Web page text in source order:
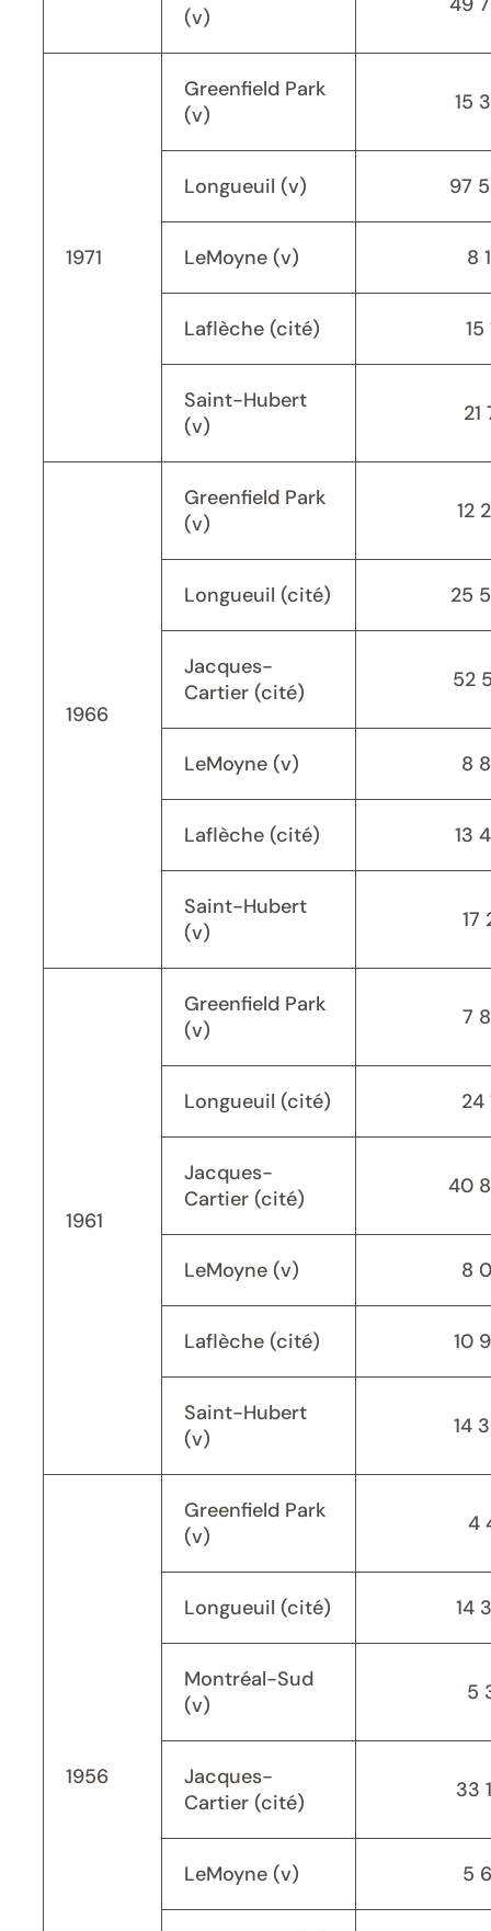
(v)
1971
Greenfield Park
(v)
15
Longueuil (v) 97
LeMoyne (v) 8
Laflèche (cité) 15
Saint-Hubert
(v)
21
1966
Greenfield Park
(v)
12
Longueuil (cité) 25
Jacques-
Cartier (cité)
52
LeMoyne (v) 8
Laflèche (cité) 13
Saint-Hubert
(v)
17
1961
Greenfield Park
(v)
7
Longueuil (cité) 24
Jacques-
Cartier (cité)
40
LeMoyne (v) 8
Laflèche (cité) 10
Saint-Hubert
(v)
14
1956
Greenfield Park
(v)
4
Longueuil (cité) 14
Montréal-Sud
(v)
5
Jacques-
Cartier (cité)
33
LeMoyne (v) 5